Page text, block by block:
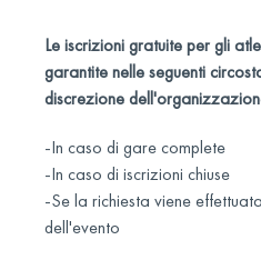
Le iscrizioni gratuite per gli
garantite nelle seguenti
discrezione
-In caso di gare complete
-In caso di iscrizioni chiuse
-Se la richiesta viene
dell'evento